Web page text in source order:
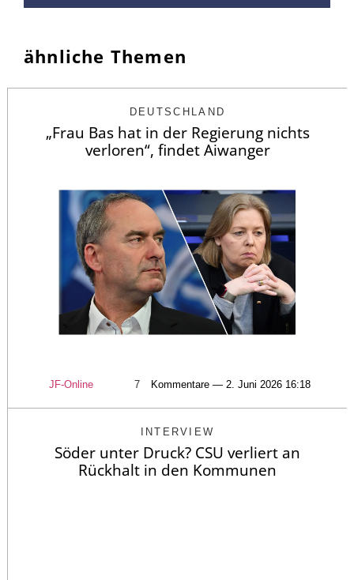
ähnliche Themen
DEUTSCHLAND
„Frau Bas hat in der Regierung nichts
verloren“, findet Aiwanger
JF-Online 7 Kommentare — 2. Juni 2026 16:18
INTERVIEW
Söder unter Druck? CSU verliert an
Rückhalt in den Kommunen